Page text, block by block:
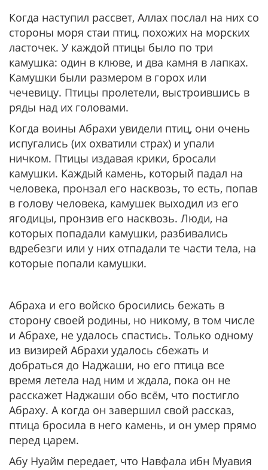
Когда наступил рассвет, Аллах послал на них со
стороны моря стаи птиц, похожих на морских
ласточек. У каждой птицы было по три
камушка: один в клюве, и два камня в лапках.
Камушки были размером в горох или
чечевицу. Птицы пролетели, выстроившись в
ряды над их головами.
Когда воины Абрахи увидели птиц, они очень
испугались (их охватили страх) и упали
ничком. Птицы издавая крики, бросали
камушки. Каждый камень, который падал на
человека, пронзал его насквозь, то есть, попав
в голову человека, камушек выходил из его
ягодицы, пронзив его насквозь. Люди, на
которых попадали камушки, разбивались
вдребезги или у них отпадали те части тела, на
которые попали камушки.
Абраха и его войско бросились бежать в
сторону своей родины, но никому, в том числе
и Абрахе, не удалось спастись. Только одному
из визирей Абрахи удалось сбежать и
добраться до Наджаши, но его птица все
время летела над ним и ждала, пока он не
расскажет Наджаши обо всём, что постигло
Абраху. А когда он завершил свой рассказ,
птица бросила в него камень, и он умер прямо
перед царем.
Абу Нуайм передает, что Навфала ибн Муавия